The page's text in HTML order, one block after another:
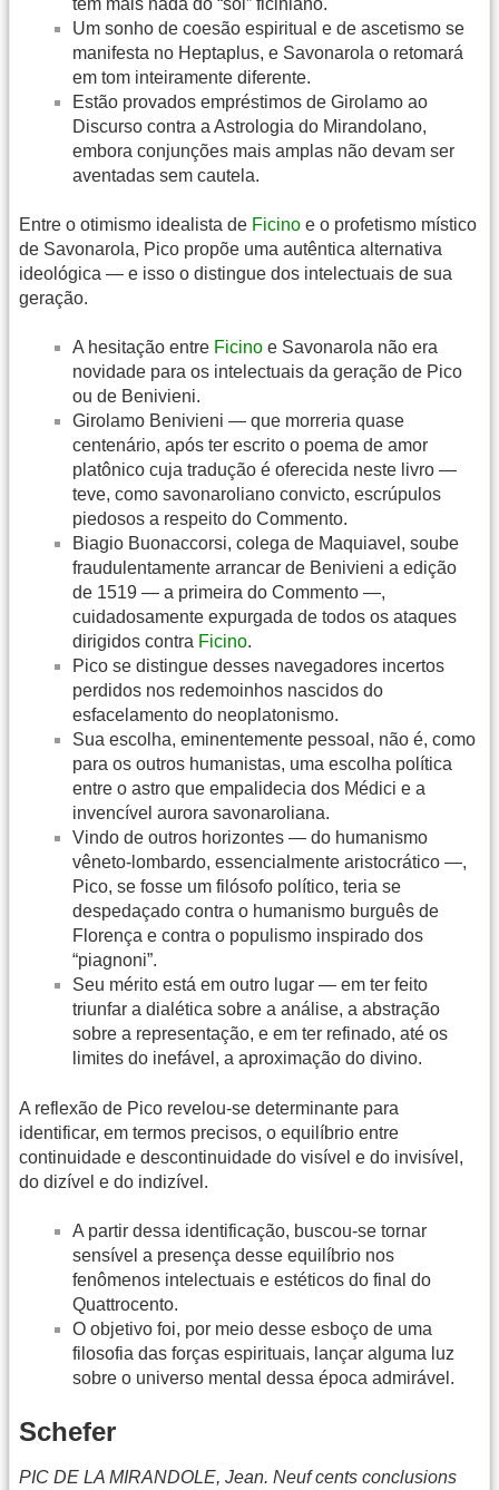
Um sonho de coesão espiritual e de ascetismo se
manifesta no Heptaplus, e Savonarola o retomará
em tom inteiramente diferente.
Estão provados empréstimos de Girolamo ao
Discurso contra a Astrologia do Mirandolano,
embora conjunções mais amplas não devam ser
aventadas sem cautela.
Entre o otimismo idealista de Ficino e o profetismo místico
de Savonarola, Pico propõe uma autêntica alternativa
ideológica — e isso o distingue dos intelectuais de sua
geração.
A hesitação entre Ficino e Savonarola não era
novidade para os intelectuais da geração de Pico
ou de Benivieni.
Girolamo Benivieni — que morreria quase
centenário, após ter escrito o poema de amor
platônico cuja tradução é oferecida neste livro —
teve, como savonaroliano convicto, escrúpulos
piedosos a respeito do Commento.
Biagio Buonaccorsi, colega de Maquiavel, soube
fraudulentamente arrancar de Benivieni a edição
de 1519 — a primeira do Commento —,
cuidadosamente expurgada de todos os ataques
dirigidos contra Ficino.
Pico se distingue desses navegadores incertos
perdidos nos redemoinhos nascidos do
esfacelamento do neoplatonismo.
Sua escolha, eminentemente pessoal, não é, como
para os outros humanistas, uma escolha política
entre o astro que empalidecia dos Médici e a
invencível aurora savonaroliana.
Vindo de outros horizontes — do humanismo
vêneto-lombardo, essencialmente aristocrático —,
Pico, se fosse um filósofo político, teria se
despedaçado contra o humanismo burguês de
Florença e contra o populismo inspirado dos
“piagnoni”.
Seu mérito está em outro lugar — em ter feito
triunfar a dialética sobre a análise, a abstração
sobre a representação, e em ter refinado, até os
limites do inefável, a aproximação do divino.
A reflexão de Pico revelou-se determinante para
identificar, em termos precisos, o equilíbrio entre
continuidade e descontinuidade do visível e do invisível,
do dizível e do indizível.
A partir dessa identificação, buscou-se tornar
sensível a presença desse equilíbrio nos
fenômenos intelectuais e estéticos do final do
Quattrocento.
O objetivo foi, por meio desse esboço de uma
filosofia das forças espirituais, lançar alguma luz
sobre o universo mental dessa época admirável.
Schefer
PIC DE LA MIRANDOLE, Jean. Neuf cents conclusions